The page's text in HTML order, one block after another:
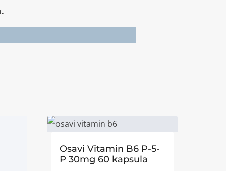
Osavi Vitamin B6 P-5-
P 30mg 60 kapsula